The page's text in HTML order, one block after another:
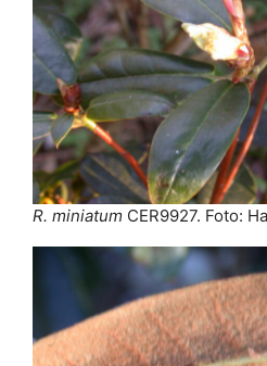
R. miniatum CER9927. Foto: